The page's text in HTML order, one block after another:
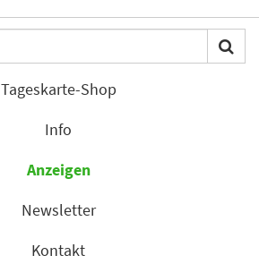
Tageskarte-Shop
Info
Anzeigen
Newsletter
Kontakt